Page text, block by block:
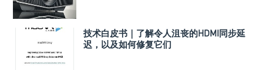
技术白皮书｜了解令人沮丧的HDMI同步延
迟，以及如何修复它们